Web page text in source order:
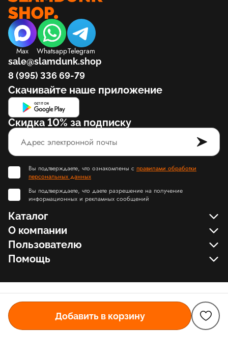
Добавить в корзину
Max WhatsappTelegram
sale@slamdunk.shop
8 (995) 336 69-79
Скачивайте наше приложение
Скидка 10% за подписку
Вы подтверждаете, что ознакомлены с правилами обработки
персональных данных
Вы подтверждаете, что даете разрешение на получение
информационных и рекламных сообщений
Каталог
О компании
Пользователю
Помощь
© Slamdunk.Shop, 2017-2026
Карта сайта Slamdunk